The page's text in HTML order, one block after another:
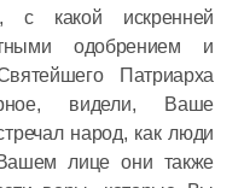
с какой искренней
одобрением и
Патриарха
видели, Ваше
народ, как люди
лице они также